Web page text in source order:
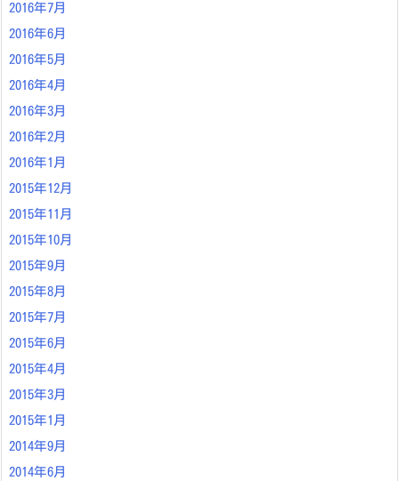
2016年7月
2016年6月
2016年5月
2016年4月
2016年3月
2016年2月
2016年1月
2015年12月
2015年11月
2015年10月
2015年9月
2015年8月
2015年7月
2015年6月
2015年4月
2015年3月
2015年1月
2014年9月
2014年6月